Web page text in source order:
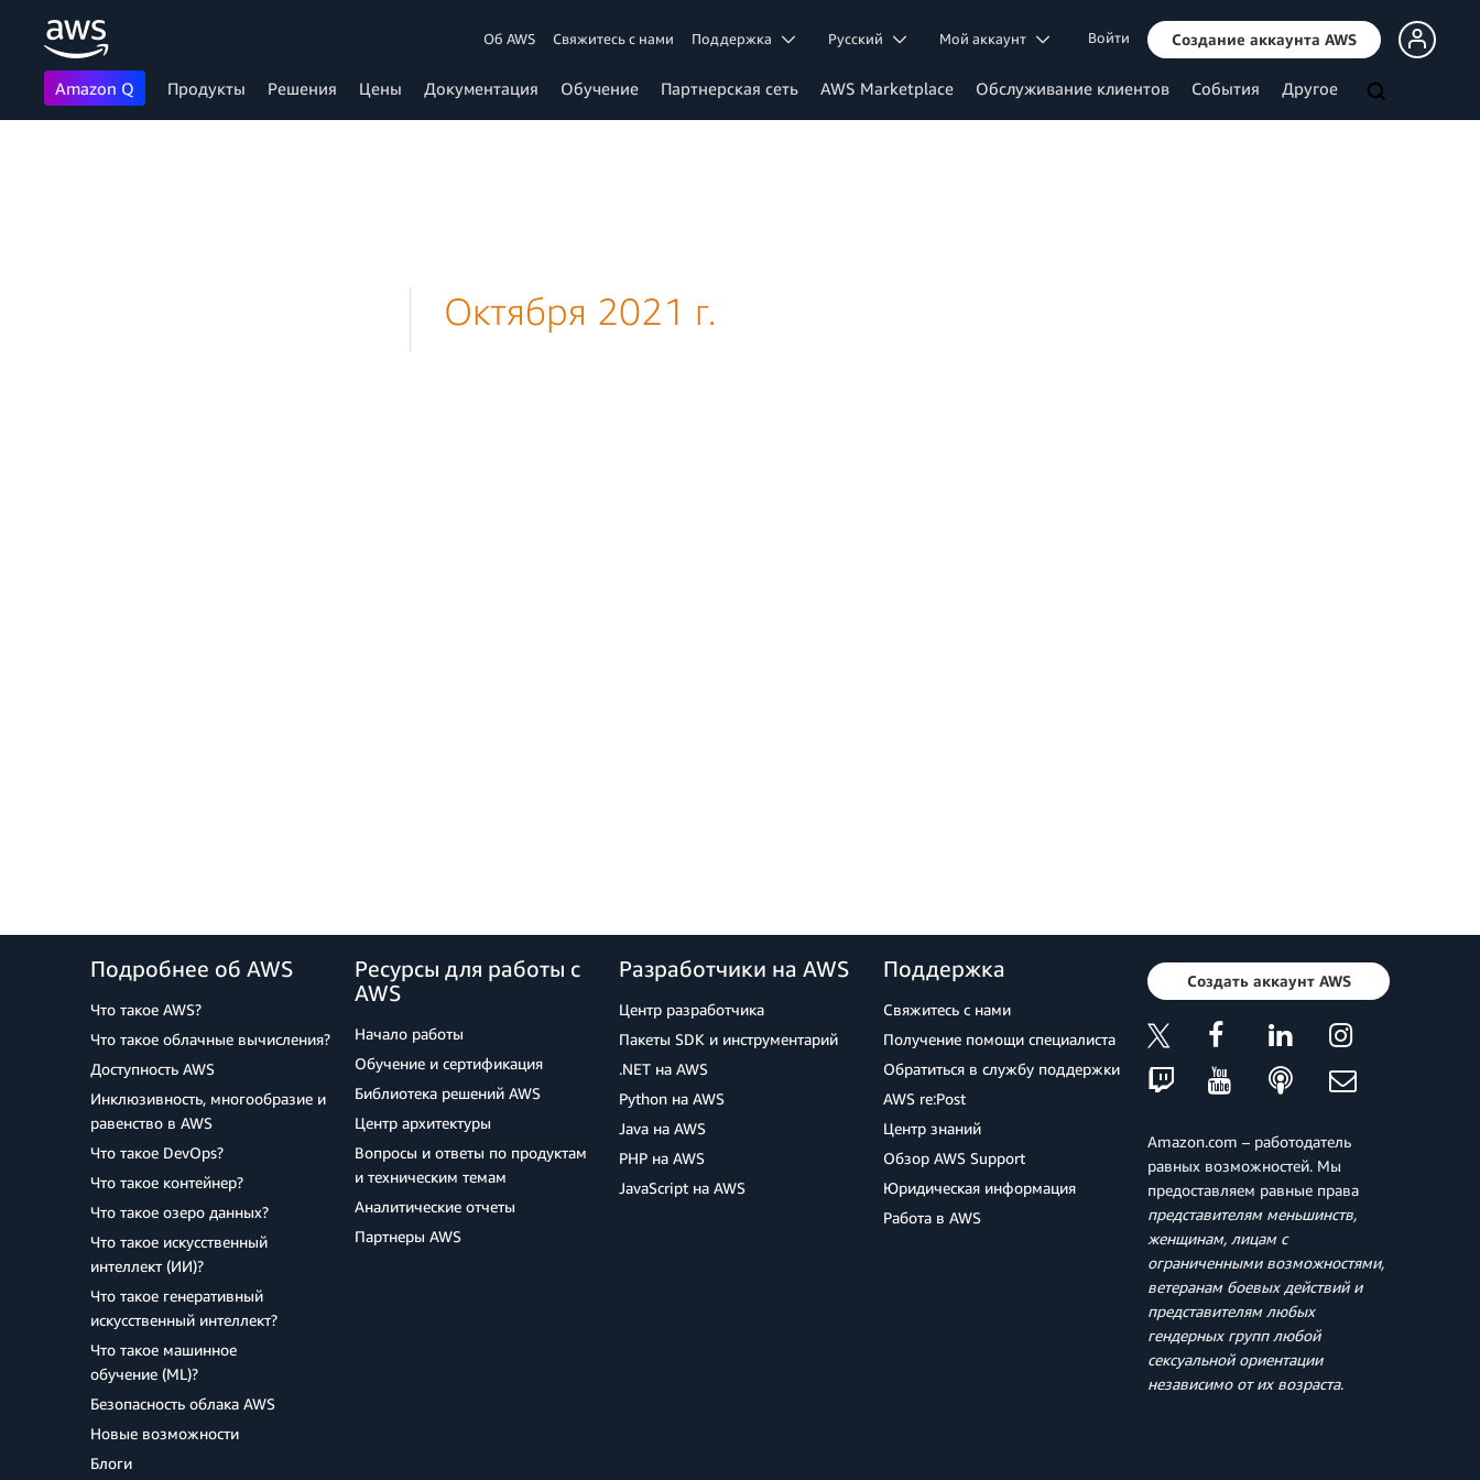
Об AWS Свяжитесь с нами Поддержка Ρусский Мой аккаунт Войти Создание аккаунта AWS
Amazon Q Продукты Решения Цены Документация Обучение Партнерская сеть AWS Marketplace Обслуживание клиентов События Другое
Oктября 2021 г.
Подробнее об AWS
Что такое AWS?
Что такое облачные вычисления?
Доступность AWS
Инклюзивность, многообразие и
равенство в AWS
Что такое DevOps?
Что такое контейнер?
Что такое озеро данных?
Что такое искусственный
интеллект (ИИ)?
Что такое генеративный
искусственный интеллект?
Что такое машинное
обучение (ML)?
Безопасность облака AWS
Новые возможности
Блоги
Ресурсы для работы с
AWS
Начало работы
Обучение и сертификация
Библиотека решений AWS
Центр архитектуры
Вопросы и ответы по продуктам
и техническим темам
Аналитические отчеты
Партнеры AWS
Разработчики на AWS
Центр разработчика
Пакеты SDK и инструментарий
.NET на AWS
Python на AWS
Java на AWS
PHP на AWS
JavaScript на AWS
Поддержка
Свяжитесь с нами
Получение помощи специалиста
Обратиться в службу поддержки
AWS re:Post
Центр знаний
Обзор AWS Support
Юридическая информация
Работа в AWS
Создать аккаунт AWS
Amazon.com – работодатель
равных возможностей. Мы
предоставляем равные права
представителям меньшинств,
женщинам, лицам с
ограниченными возможностями,
ветеранам боевых действий и
представителям любых
гендерных групп любой
сексуальной ориентации
независимо от их возраста.